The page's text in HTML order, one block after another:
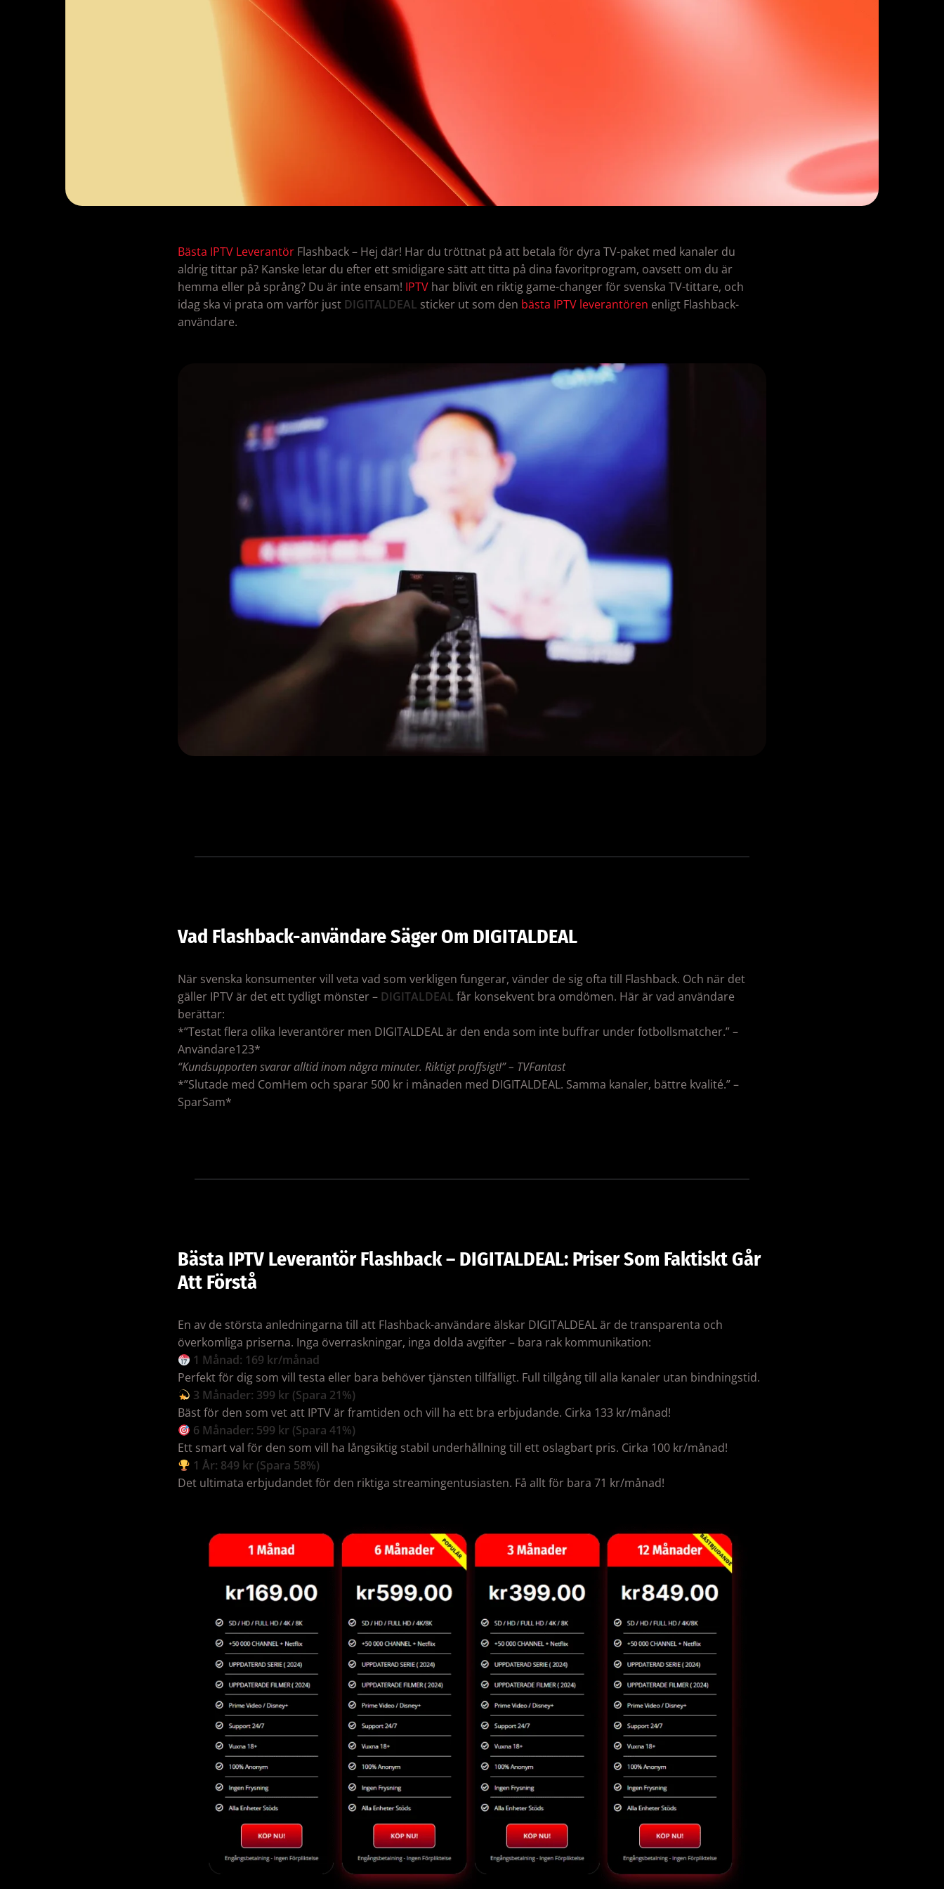
Bästa IPTV Leverantör Flashback – Hej där! Har du tröttnat på att betala för dyra TV-paket med kanaler du
aldrig tittar på? Kanske letar du efter ett smidigare sätt att titta på dina favoritprogram, oavsett om du är
hemma eller på språng? Du är inte ensam! IPTV har blivit en riktig game-changer för svenska TV-tittare, och
idag ska vi prata om varför just DIGITALDEAL sticker ut som den bästa IPTV leverantören enligt Flashback-
användare.
Vad Flashback-användare Säger Om DIGITALDEAL
När svenska konsumenter vill veta vad som verkligen fungerar, vänder de sig ofta till Flashback. Och när det
gäller IPTV är det ett tydligt mönster – DIGITALDEAL får konsekvent bra omdömen. Här är vad användare
berättar:
*”Testat flera olika leverantörer men DIGITALDEAL är den enda som inte buffrar under fotbollsmatcher.” –
Användare123*
“Kundsupporten svarar alltid inom några minuter. Riktigt proffsigt!” – TVFantast
*”Slutade med ComHem och sparar 500 kr i månaden med DIGITALDEAL. Samma kanaler, bättre kvalité.” –
SparSam*
Bästa IPTV Leverantör Flashback – DIGITALDEAL: Priser Som Faktiskt Går
Att Förstå
En av de största anledningarna till att Flashback-användare älskar DIGITALDEAL är de transparenta och
överkomliga priserna. Inga överraskningar, inga dolda avgifter – bara rak kommunikation:
1 Månad: 169 kr/månad
Perfekt för dig som vill testa eller bara behöver tjänsten tillfälligt. Full tillgång till alla kanaler utan bindningstid.
3 Månader: 399 kr (Spara 21%)
Bäst för den som vet att IPTV är framtiden och vill ha ett bra erbjudande. Cirka 133 kr/månad!
6 Månader: 599 kr (Spara 41%)
Ett smart val för den som vill ha långsiktig stabil underhållning till ett oslagbart pris. Cirka 100 kr/månad!
1 År: 849 kr (Spara 58%)
Det ultimata erbjudandet för den riktiga streamingentusiasten. Få allt för bara 71 kr/månad!